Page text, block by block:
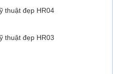
thuật đẹp HR04
thuật đẹp HR03